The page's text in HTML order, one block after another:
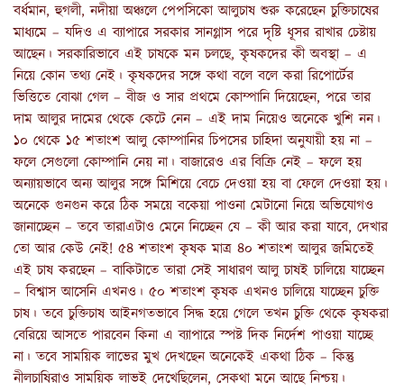
বর্ধমান, হুগলী, নদীয়া অঞ্চলে পেপসিকো আলুচাষ শুরু করেছেন চুক্তিচাষের
মাধ্যমে – যদিও এ ব্যাপারে সরকার সানগ্লাস পরে দৃষ্টি ধূসর রাখার চেষ্টায়
আছেন। সরকারিভাবে এই চাষকে মন চলছে, কৃষকদের কী অবস্থা – এ
নিয়ে কোন তথ্য নেই। কৃষকদের সঙ্গে কথা বলে বলে করা রিপোর্টের
ভিত্তিতে বোঝা গেল – বীজ ও সার প্রথমে কোম্পানি দিয়েছেন, পরে তার
দাম আলুর দামের থেকে কেটে নেন – এই দাম নিয়েও অনেকে খুশি নন।
১০ থেকে ১৫ শতাংশ আলু কোম্পানির চিপসের চাহিদা অনুযায়ী হয় না –
ফলে সেগুলো কোম্পানি নেয় না। বাজারেও এর বিক্রি নেই – ফলে হয়
অন্যায়ভাবে অন্য আলুর সঙ্গে মিশিয়ে বেচে দেওয়া হয় বা ফেলে দেওয়া হয়।
অনেকে গুনগুন করে ঠিক সময়ে বকেয়া পাওনা মেটানো নিয়ে অভিযোগও
জানাচ্ছেন – তবে তারাএটাও মেনে নিচ্ছেন যে – কী আর করা যাবে, দেখার
তো আর কেউ নেই! ৫৪ শতাংশ কৃষক মাত্র ৪০ শতাংশ আলুর জমিতেই
এই চাষ করছেন – বাকিটাতে তারা সেই সাধারণ আলু চাষই চালিয়ে যাচ্ছেন
– বিশ্বাস আসেনি এখনও। ৫০ শতাংশ কৃষক এখনও চালিয়ে যাচ্ছেন চুক্তি
চাষ। তবে চুক্তিচাষ আইনগতভাবে সিদ্ধ হয়ে গেলে তখন চুক্তি থেকে কৃষকরা
বেরিয়ে আসতে পারবেন কিনা এ ব্যাপারে স্পষ্ট দিক নির্দেশ পাওয়া যাচ্ছে
না। তবে সাময়িক লাভের মুখ দেখছেন অনেকেই একথা ঠিক – কিন্তু
নীলচাষিরাও সাময়িক লাভই দেখেছিলেন, সেকথা মনে আছে নিশ্চয়।